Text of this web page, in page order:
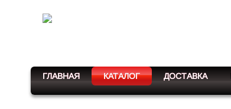
ГЛАВНАЯ КАТАЛОГ ДОСТАВКА